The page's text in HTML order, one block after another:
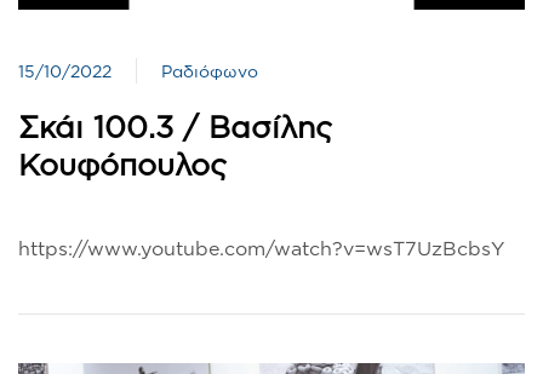
15/10/2022 Ραδιόφωνο
Σκάι 100.3 / Βασίλης
Κουφόπουλος
https://www.youtube.com/watch?v=wsT7UzBcbsY